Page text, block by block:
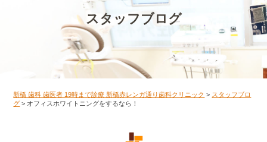
スタッフブログ
新橋 歯科 歯医者 19時まで診療 新橋赤レンガ通り歯科クリニック > スタッフブロ
グ > オフィスホワイトニングをするなら！